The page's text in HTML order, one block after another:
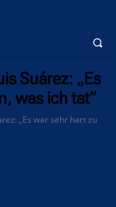
Suárez: „Es
was ich tat“
„Es war sehr hart zu